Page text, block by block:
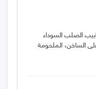
الصلب السوداء
الساخن، الملحومة